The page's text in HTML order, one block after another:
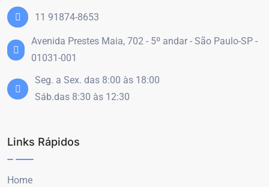
11 91874-8653
Avenida Prestes Maia, 702 - 5º andar - São Paulo-SP -
01031-001
Seg. a Sex. das 8:00 às 18:00
Sáb.das 8:30 às 12:30
Links Rápidos
Home